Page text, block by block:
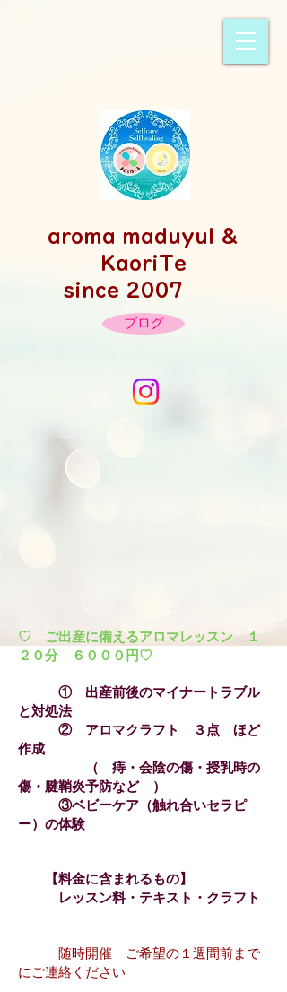
​aroma maduyul &
KaoriTe
since 2007
ブログ
♡ ご出産に備えるアロマレッスン １
２０分 ６０００円♡
① 出産前後のマイナートラブル
と対処法
② アロマクラフト ３点 ほど
作成
（ 痔・会陰の傷・授乳時の
傷・腱鞘炎予防など ）
③ベビーケア（触れ合いセラピ
ー）の体験
【料金に含まれるもの】
レッスン料・テキスト・クラフト
随時開催 ご希望の１週間前まで
にご連絡ください